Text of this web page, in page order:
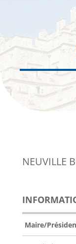
NEUVILLE
Maire/